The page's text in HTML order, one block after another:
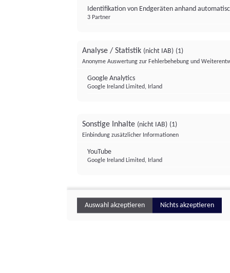
Identifikation von Endgeräten anhand
3 Partner
Analyse / Statistik (nicht IAB) (1)
Anonyme Auswertung zur Fehlerbehebung und
Google Analytics
Google Ireland Limited, Irland
Sonstige Inhalte (nicht IAB) (1)
Einbindung zusätzlicher Informationen
YouTube
Google Ireland Limited, Irland
Auswahl akzeptieren Nichts akzeptieren